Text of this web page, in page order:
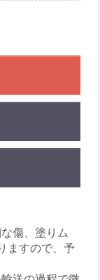
傷、塗りム
ますので、予